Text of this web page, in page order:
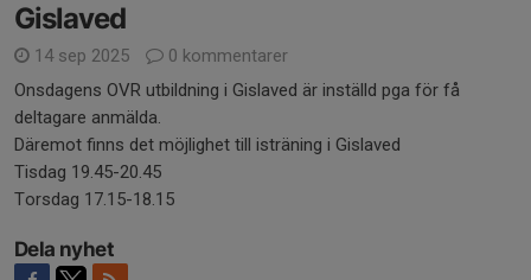
Gislaved
14 sep 2025
0 kommentarer
Onsdagens OVR utbildning i Gislaved är inställd pga för få
deltagare anmälda.
Däremot finns det möjlighet till isträning i Gislaved
Tisdag 19.45-20.45
Torsdag 17.15-18.15
Dela nyhet